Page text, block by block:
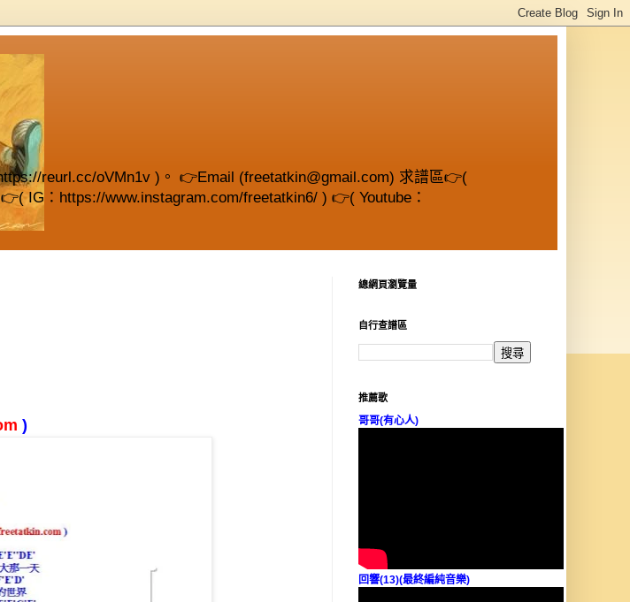
reurl.cc/oVMn1v )。 👉Email (freetatkin@gmail.com) 求譜區👉(
IG：https://www.instagram.com/freetatkin6/ ) 👉( Youtube：
)
總網頁瀏覽量
自行查譜區
推薦歌
哥哥(有心人)
回響(13)(最終編純音樂)